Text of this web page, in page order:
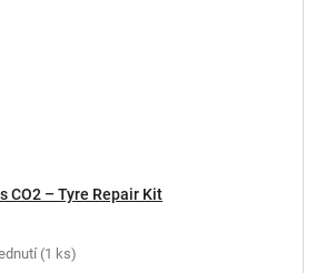
CO2 – Tyre Repair Kit
(1 ks)